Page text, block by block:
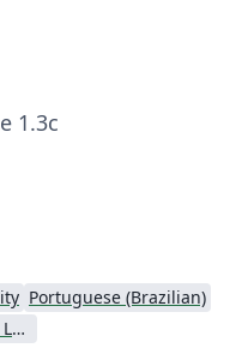
1.3c
Portuguese (Brazilian)
Universidade Federal de Lavras